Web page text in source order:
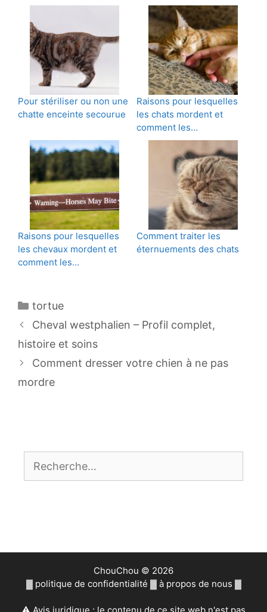
Pour stériliser ou non une
chatte enceinte secourue
Raisons pour lesquelles
les chats mordent et
comment les…
Raisons pour lesquelles
les chevaux mordent et
comment les…
Comment traiter les
éternuements des chats
Catégories
tortue
Navigation
des
Cheval westphalien – Profil complet,
histoire et soins
Comment dresser votre chien à ne pas
mordre
ChouChou © 2026
▓ politique de confidentialité ▓ à propos de nous ▓